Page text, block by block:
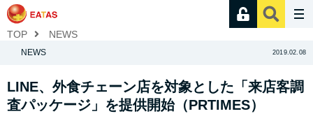
TOP NEWS
NEWS 2019.02.08
LINE、外食チェーン店を対象とした「来店客調
査パッケージ」を提供開始（PRTIMES）